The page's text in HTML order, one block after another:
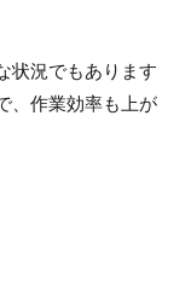
状況でもあります
、作業効率も上が